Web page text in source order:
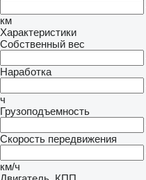
км
Характеристики
Собственный вес
Наработка
ч
Грузоподъемность
Скорость передвижения
км/ч